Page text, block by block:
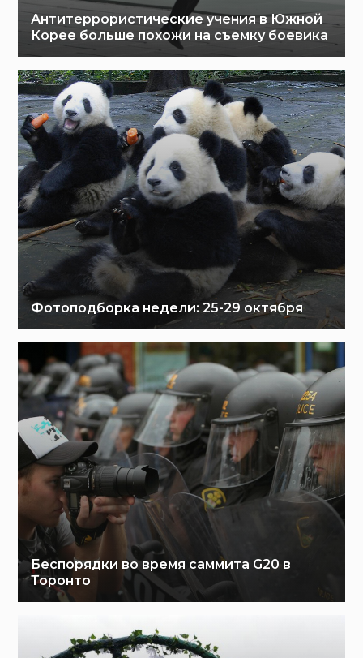
Антитеррористические учения в Южной
Корее больше похожи на съемку боевика
Фотоподборка недели: 25-29 октября
Беспорядки во время саммита G20 в
Торонто